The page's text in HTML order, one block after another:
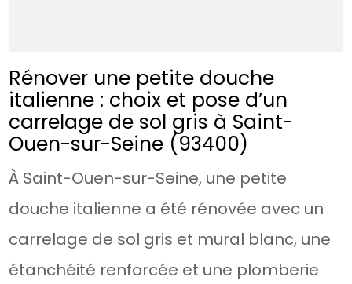
Rénover une petite douche
italienne : choix et pose d’un
carrelage de sol gris à Saint-
Ouen-sur-Seine (93400)
À Saint-Ouen-sur-Seine, une petite
douche italienne a été rénovée avec un
carrelage de sol gris et mural blanc, une
étanchéité renforcée et une plomberie